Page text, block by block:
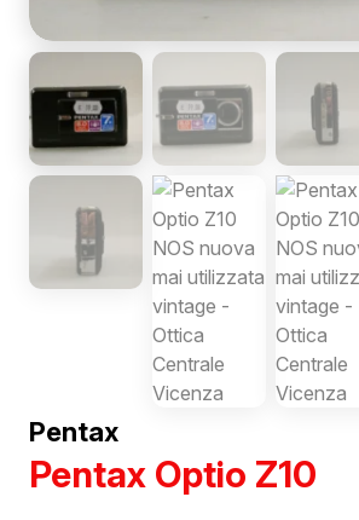
Pentax
Pentax Optio Z10